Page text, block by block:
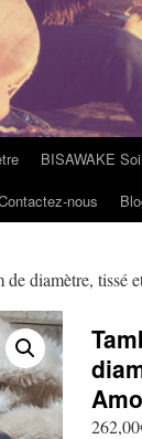
BISAWAKE
nous
de diamètre, tissé
262,00